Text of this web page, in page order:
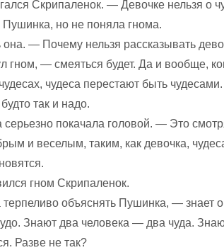
Скрипаленок. — Девочке нельзя о
но не поняла гнома.
— Почему нельзя рассказывать
— смеяться будет. Да и вообще,
чудеса перестают быть
так и надо.
покачала головой. — Это
и веселым, таким, как девочка,
гном Скрипаленок.
объяснять Пушинка, — знает о
Знают два человека — два чуда.
Разве не так?